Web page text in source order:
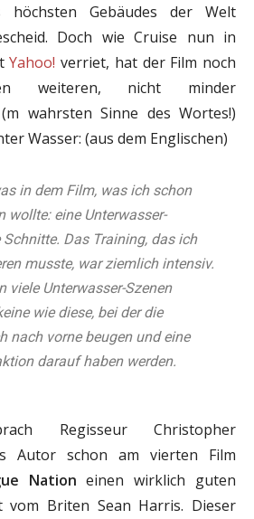
höchsten Gebäudes der Welt
Doch wie Cruise nun in
Yahoo! verriet, hat der Film noch
weiteren, nicht minder
wahrsten Sinne des Wortes!)
Wasser: (aus dem Englischen)
in dem Film, was ich schon
wollte: eine Unterwasser-
Schnitte. Das Training, das ich
musste, war ziemlich intensiv.
viele Unterwasser-Szenen
wie diese, bei der die
nach vorne beugen und eine
darauf haben werden.
Regisseur Christopher
Autor schon am vierten Film
Nation einen wirklich guten
vom Briten Sean Harris. Dieser